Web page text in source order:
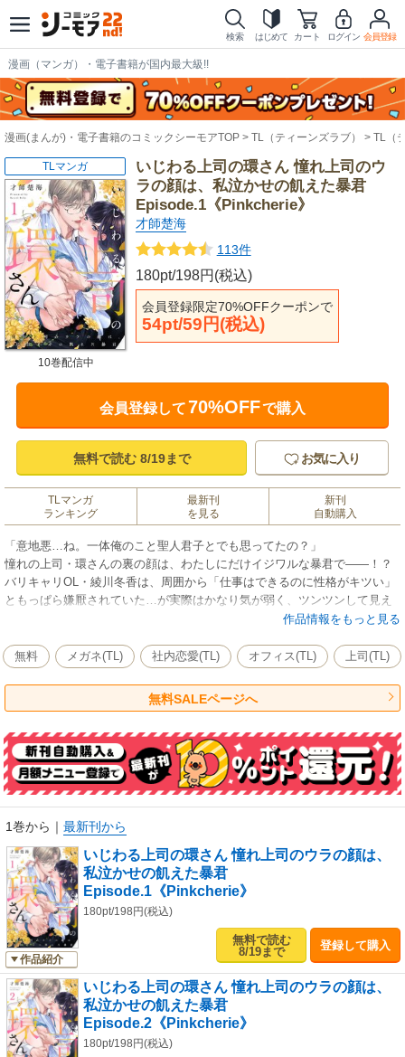
検索 はじめて カート ログイン 会員登録
漫画（マンガ）・電子書籍が国内最大級!!
漫画(まんが)・電子書籍のコミックシーモアTOP TL（ティーンズラブ） TL（
いじわる上司の環さん 憧れ上司のウ
ラの顔は、私泣かせの飢えた暴君
Episode.1《Pinkcherie》
才師楚海
113件
180pt/198円(税込)
会員登録限定70%OFFクーポンで
54pt/59円(税込)
TLマンガ
10巻配信中
会員登録して70%OFFで購入
無料で読む 8/19まで お気に入り
TLマンガ
ランキング
最新刊
を見る
新刊
自動購入
「意地悪…ね。一体俺のこと聖人君子とでも思ってたの？」
憧れの上司・環さんの裏の顔は、わたしにだけイジワルな暴君で――！？
バリキャリOL・綾川冬香は、周囲から「仕事はできるのに性格がキツい」
ともっぱら嫌厭されていた…が実際はかなり気が弱く、ツンツンして見え
そんな自分に自己嫌悪する日々を送っていたある日、大切な推しグッズの
キーホルダーを社内で無くしてしまう…
深夜のオフィスに戻り探していると、そのキーホルダーを持った同部署の
上司・環さんが現れた！見つかってよかったと安心したのも束の間、環さ
「返してほしかったら俺の言うこと聞けよ」
嘘でしょ…環さんって二重人格だったんですか！？
※この作品は「Pinkcherie（ピンクシェリー）vol.59」に収録されていま
す。重複購入にご注意ください。
作品情報をもっと見る
無料 メガネ(TL) 社内恋愛(TL) オフィス(TL) 上司(TL)
無料SALEページへ
1巻から ｜ 最新刊から
作品紹介
いじわる上司の環さん 憧れ上司のウラの顔は、
私泣かせの飢えた暴君
Episode.1《Pinkcherie》
180pt/198円(税込)
無料で読む
8/19まで
登録して購入
いじわる上司の環さん 憧れ上司のウラの顔は、
私泣かせの飢えた暴君
Episode.2《Pinkcherie》
180pt/198円(税込)